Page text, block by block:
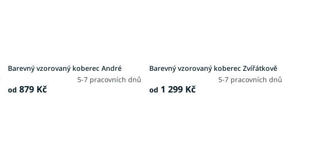
Barevný vzorovaný koberec André
5-7 pracovních dnů
od 879 Kč
Barevný vzorovaný koberec Zvířátkově
5-7 pracovních dnů
od 1 299 Kč